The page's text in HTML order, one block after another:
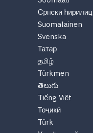
Српски ћирилиц
Suomalainen
Svenska
Татар
தமிழ்
Türkmen
తెలుగు
Tiếng Việt
Тоҷикӣ
Türk